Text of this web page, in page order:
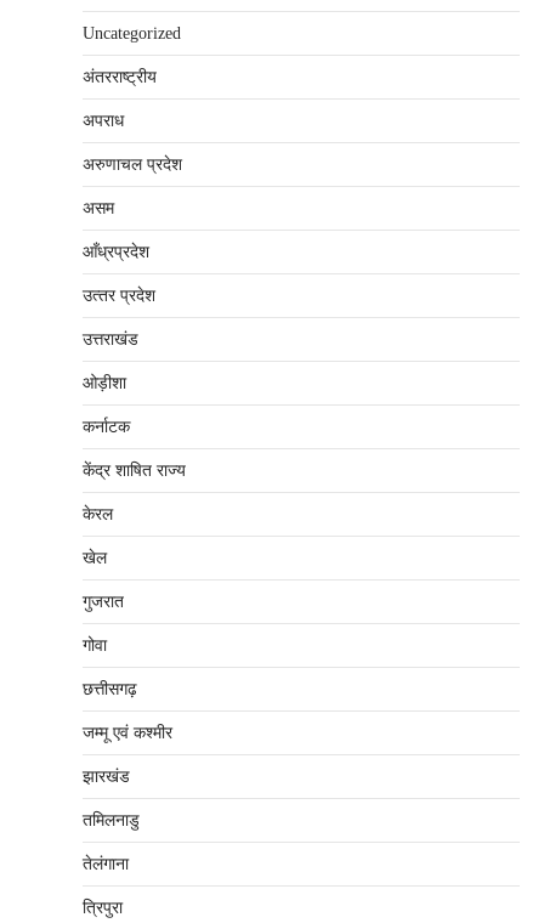
Uncategorized
अंतरराष्‍ट्रीय
अपराध
अरुणाचल प्रदेश
असम
आँध्रप्रदेश
उत्‍तर प्रदेश
उत्तराखंड
ओड़ीशा
कर्नाटक
केंद्र शाषित राज्य
केरल
खेल
गुजरात
गोवा
छत्तीसगढ़
जम्‍मू एवं कश्‍मीर
झारखंड
तमिलनाडु
तेलंगाना
त्रिपुरा